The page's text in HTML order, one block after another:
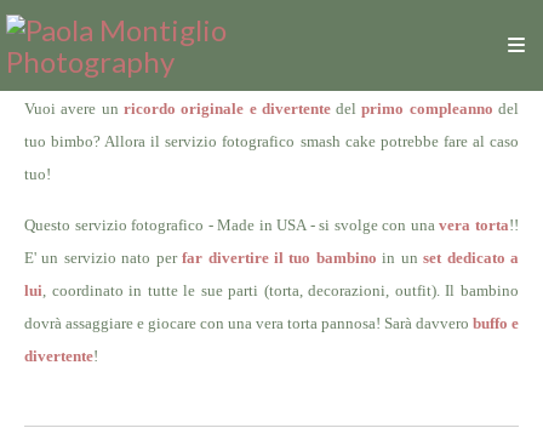
Vuoi avere un ricordo originale e divertentedelprimo compleanno del
tuo bimbo? Allora il servizio fotografico smash cake potrebbe fare al caso
tuo!
Questo servizio fotografico - Made in USA - si svolge con unavera torta!!
E' un servizio nato perfar divertire il tuo bambino in unset dedicato a
lui, coordinato in tutte le sue parti (torta, decorazioni, outfit). Il bambino
dovrà assaggiare e giocare con una vera torta pannosa! Sarà davvero buffo e
divertente!